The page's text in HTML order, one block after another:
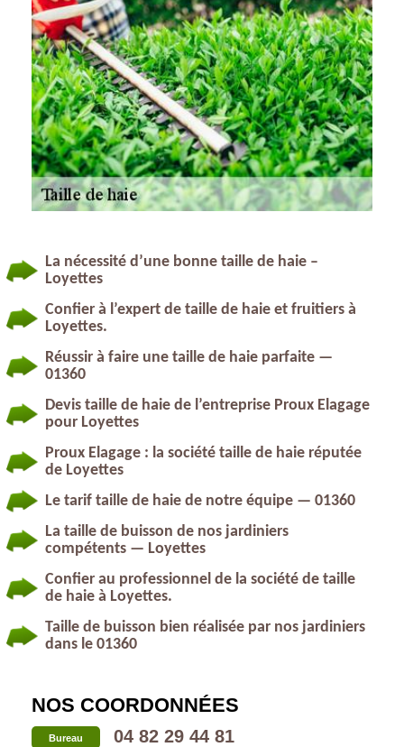
La nécessité d’une bonne taille de haie –
Loyettes
Confier à l’expert de taille de haie et fruitiers à
Loyettes.
Réussir à faire une taille de haie parfaite —
01360
Devis taille de haie de l’entreprise Proux Elagage
pour Loyettes
Proux Elagage : la société taille de haie réputée
de Loyettes
Le tarif taille de haie de notre équipe — 01360
La taille de buisson de nos jardiniers
compétents — Loyettes
Confier au professionnel de la société de taille
de haie à Loyettes.
Taille de buisson bien réalisée par nos jardiniers
dans le 01360
NOS COORDONNÉES
Bureau 04 82 29 44 81